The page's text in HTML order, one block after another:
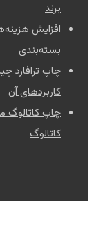
برند
افزایش
بسته‌بندی
چاپ ترافارد
کاربردهای آن
چاپ کاتالوگ
کاتالوگ